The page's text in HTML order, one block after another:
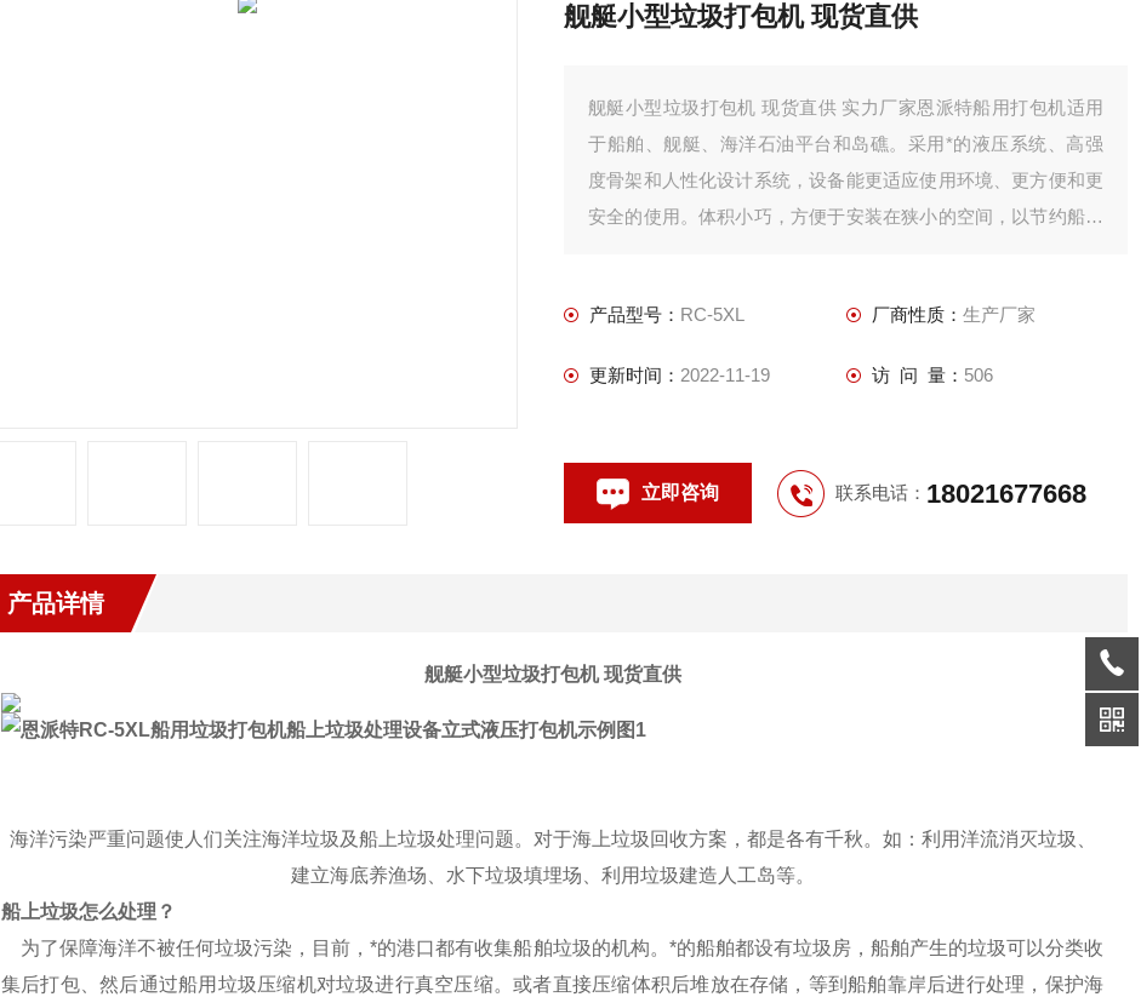
舰艇小型垃圾打包机 现货直供
舰艇小型垃圾打包机 现货直供 实力厂家恩派特船用打包机适用
于船舶、舰艇、海洋石油平台和岛礁。采用*的液压系统、高强
度骨架和人性化设计系统，设备能更适应使用环境、更方便和更
安全的使用。体积小巧，方便于安装在狭小的空间，以节约船上
产品型号： RC-5XL 厂商性质： 生产厂家
更新时间： 2022-11-19 访 问 量： 506
立即咨询 联系电话： 18021677668
产品详情
舰艇小型垃圾打包机 现货直供
海洋污染严重问题使人们关注海洋垃圾及船上垃圾处理问题。对于海上垃圾回收方案，都是各有千秋。如：利用洋流消灭垃圾、
建立海底养渔场、水下垃圾填埋场、利用垃圾建造人工岛等。
船上垃圾怎么处理？
为了保障海洋不被任何垃圾污染，目前，*的港口都有收集船舶垃圾的机构。*的船舶都设有垃圾房，船舶产生的垃圾可以分类收
集后打包、然后通过船用垃圾压缩机对垃圾进行真空压缩。或者直接压缩体积后堆放在存储，等到船舶靠岸后进行处理，保护海